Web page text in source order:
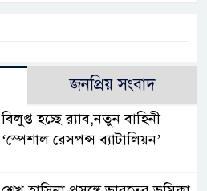
জনপ্রিয় সংবাদ
বিলুপ্ত হচ্ছে র‍্যাব,নতুন বাহিনী
‘স্পেশাল রেসপন্স ব্যাটালিয়ন’